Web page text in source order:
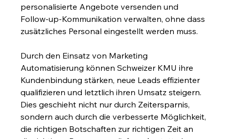
personalisierte Angebote versenden und
Follow-up-Kommunikation verwalten, ohne dass
zusätzliches Personal eingestellt werden muss.
Durch den Einsatz von Marketing
Automatisierung können Schweizer KMU ihre
Kundenbindung stärken, neue Leads effizienter
qualifizieren und letztlich ihren Umsatz steigern.
Dies geschieht nicht nur durch Zeitersparnis,
sondern auch durch die verbesserte Möglichkeit,
die richtigen Botschaften zur richtigen Zeit an